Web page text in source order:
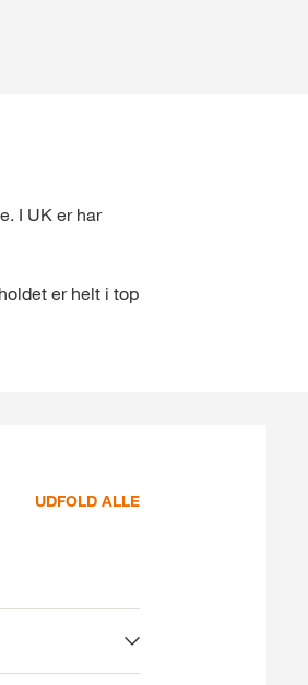
I UK er har
er helt i top
UDFOLD ALLE